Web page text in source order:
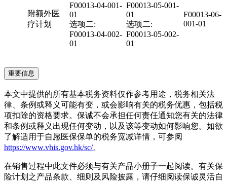
附额外医
疗计划
F00013-04-001-
01
选项二:
F00013-04-002-
01
F00013-05-001-
01
选项二:
F00013-05-002-
01
F00013-06-
001-01
重要信息
本文中提供的所有基本税务资料仅作参考用途，税务相关法
律、条例或释义可能有变，或会影响有关的税务优惠，包括税
项扣除的资格要求。保诚不会承担任何责任通知您有关的法律
和条例或释义出现任何变动，以及该等变动如何影响您。如欲
了解适用于自愿医保保单的税务宽减详情，可参阅
https://www.vhis.gov.hk/sc/。
在销售过程中此文件必须与有关产品小册子一起阅读。有关保
险计划之产品条款、细则及风险披露，请仔细阅读保诚灵活自